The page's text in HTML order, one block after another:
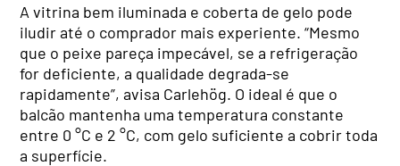
A vitrina bem iluminada e coberta de gelo pode
iludir até o comprador mais experiente. “Mesmo
que o peixe pareça impecável, se a refrigeração
for deficiente, a qualidade degrada-se
rapidamente”, avisa Carlehög. O ideal é que o
balcão mantenha uma temperatura constante
entre 0 °C e 2 °C, com gelo suficiente a cobrir toda
a superfície.